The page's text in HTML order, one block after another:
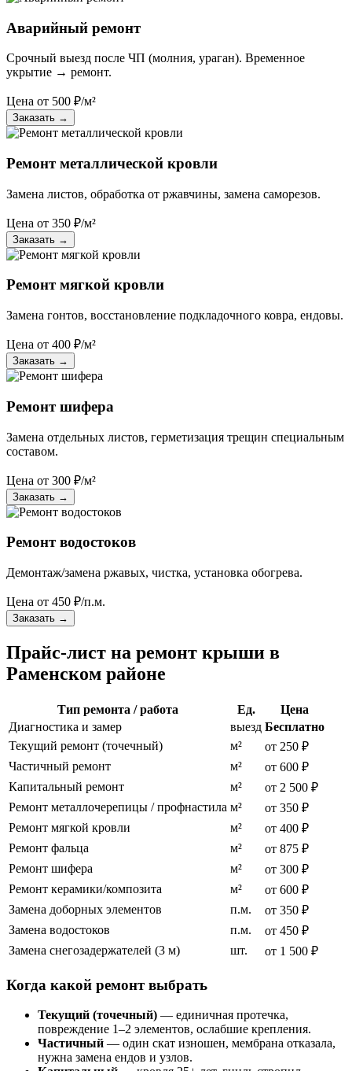
Аварийный ремонт
Срочный выезд после ЧП (молния, ураган). Временное
укрытие → ремонт.
Цена от 500 ₽/м²
Заказать →
Ремонт металлической кровли
Замена листов, обработка от ржавчины, замена саморезов.
Цена от 350 ₽/м²
Заказать →
Ремонт мягкой кровли
Замена гонтов, восстановление подкладочного ковра, ендовы.
Цена от 400 ₽/м²
Заказать →
Ремонт шифера
Замена отдельных листов, герметизация трещин специальным
составом.
Цена от 300 ₽/м²
Заказать →
Ремонт водостоков
Демонтаж/замена ржавых, чистка, установка обогрева.
Цена от 450 ₽/п.м.
Заказать →
Прайс-лист на ремонт крыши в
Раменском районе
Тип ремонта / работа Ед.
Цена
Диагностика и замер
выезд Бесплатно
Текущий ремонт (точечный)
м²
от 250 ₽
Частичный ремонт
м²
от 600 ₽
Капитальный ремонт
м²
от 2 500 ₽
Ремонт металлочерепицы / профнастила м²
от 350 ₽
Ремонт мягкой кровли
м²
от 400 ₽
Ремонт фальца
м²
от 875 ₽
Ремонт шифера
м²
от 300 ₽
Ремонт керамики/композита
м²
от 600 ₽
Замена доборных элементов
п.м.
от 350 ₽
Замена водостоков
п.м.
от 450 ₽
Замена снегозадержателей (3 м)
шт. от 1 500 ₽
Когда какой ремонт выбрать
Текущий (точечный) — единичная протечка,
повреждение 1–2 элементов, ослабшие крепления.
Частичный — один скат изношен, мембрана отказала,
нужна замена ендов и узлов.